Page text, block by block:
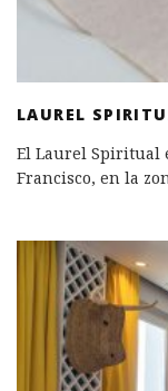
LAUREL
El Laurel Spiritual
Francisco, en la